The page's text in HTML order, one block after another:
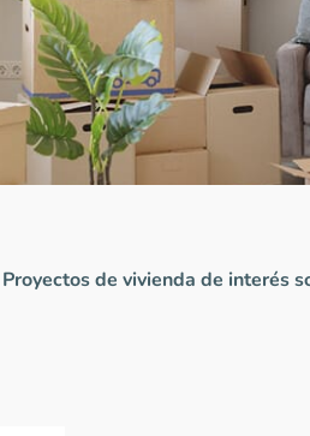
Proyectos de vivienda de interés